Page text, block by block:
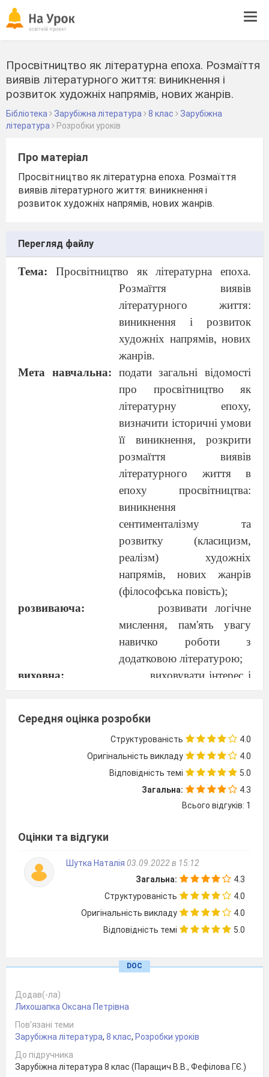
Просвітництво як літературна епоха. Розмаїття
виявів літературного життя: виникнення і
розвиток художніх напрямів, нових жанрів.
Бібліотека Зарубіжна література 8 клас
Зарубіжна
література
Розробки уроків
Про матеріал
Просвітництво як літературна епоха. Розмаїття
виявів літературного життя: виникнення і
розвиток художніх напрямів, нових жанрів.
Перегляд файлу
Тема: Просвітництво як літературна епоха.
Розмаїття виявів
літературного життя:
виникнення і розвиток
художніх напрямів, нових
жанрів.
Мета навчальна: подати загальні відомості
про просвітництво як
літературну епоху,
визначити історичні умови
її виникнення, розкрити
розмаїття виявів
літературного життя в
епоху просвітництва:
виникнення
сентименталізму та
розвитку (класицизм,
реалізм) художніх
напрямів, нових жанрів
(філософська повість);
розвиваюча:
розвивати логічне
мислення, пам'ять увагу
навичко роботи з
додатковою літературою;
виховна:
виховувати інтерес і
Просвітництва, формувати
цілісне сприйняття
світової культури,
толерантне ставлення до
думки інших людей.
урок на основі історико –
Обладнання:
Ж.Ж.Русо, Д.Дідро,
Ш.Л.Монтеск’є, Ж.Мельє,
словник літературознавчих
термінів, диск із записом
слайд – шоу про епоху
розумом! — такий девіз Просвітництва.
Зміст уроку
І. Актуалізація опорних знаньучнів
Середня оцінка розробки
Структурованість
4.0
Оригінальність викладу
4.0
Відповідність темі
5.0
Загальна:
4.3
Всього відгуків: 1
Оцінки та відгуки
Шутка Наталія 03.09.2022 в 15:12
Загальна:
4.3
Структурованість
4.0
Оригінальність викладу
4.0
Відповідність темі
5.0
DOC
Додав(-ла)
Лихошапка Оксана Петрівна
Пов’язані теми
Зарубіжна література, 8 клас, Розробки уроків
До підручника
Зарубіжна література 8 клас (Паращич В.В., Фефілова Г.Є.)